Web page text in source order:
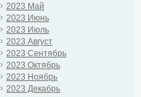
2023 Май
2023 Июнь
2023 Июль
2023 Август
2023 Сентябрь
2023 Октябрь
2023 Ноябрь
2023 Декабрь